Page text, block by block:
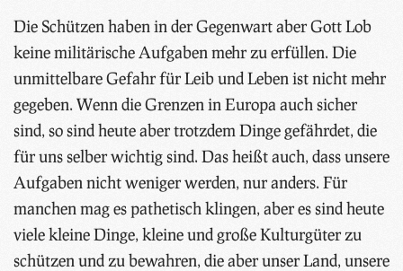
Die Schützen haben in der Gegenwart aber Gott Lob
keine militärische Aufgaben mehr zu erfüllen. Die
unmittelbare Gefahr für Leib und Leben ist nicht mehr
gegeben. Wenn die Grenzen in Europa auch sicher
sind, so sind heute aber trotzdem Dinge gefährdet, die
für uns selber wichtig sind. Das heißt auch, dass unsere
Aufgaben nicht weniger werden, nur anders. Für
manchen mag es pathetisch klingen, aber es sind heute
viele kleine Dinge, kleine und große Kulturgüter zu
schützen und zu bewahren, die aber unser Land, unsere